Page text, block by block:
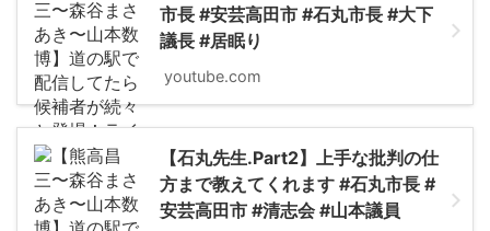
市長 #安芸高田市 #石丸市長 #大下
議長 #居眠り
youtube.com
【石丸先生.Part2】上手な批判の仕
方まで教えてくれます #石丸市長 #
安芸高田市 #清志会 #山本議員